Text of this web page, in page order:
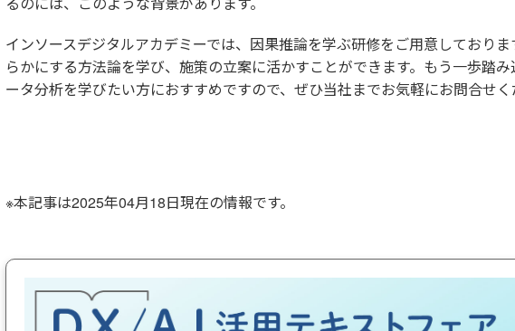
インソースデジタルアカデミーでは、因果推論を学ぶ研修をご用意しており
らかにする方法論を学び、施策の立案に活かすことができます。もう一歩踏
ータ分析を学びたい方におすすめですので、ぜひ当社までお気軽にお問合せく
※本記事は2025年04月18日現在の情報です。